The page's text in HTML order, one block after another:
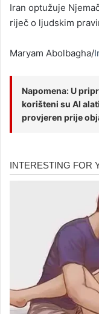
Iran optužuje
riječ o ljudskim
Maryam Abolbagha/
Napomena: U
korišteni su AI
provjeren prije